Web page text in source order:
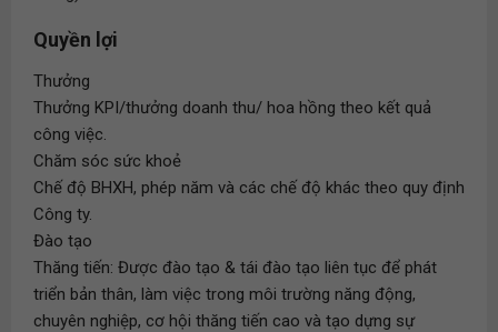
Quyền lợi
Thưởng
Thưởng KPI/thưởng doanh thu/ hoa hồng theo kết quả
công việc.
Chăm sóc sức khoẻ
Chế độ BHXH, phép năm và các chế độ khác theo quy định
Công ty.
Đào tạo
Thăng tiến: Được đào tạo & tái đào tạo liên tục để phát
triển bản thân, làm việc trong môi trường năng động,
chuyên nghiệp, cơ hội thăng tiến cao và tạo dựng sự